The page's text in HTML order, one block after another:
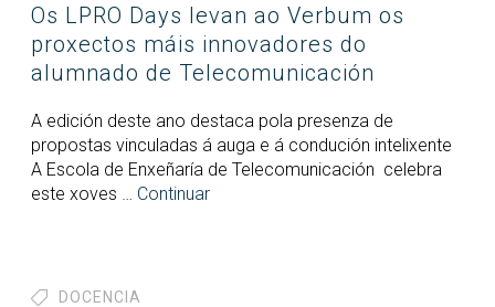
Os LPRO Days levan ao Verbum os
proxectos máis innovadores do
alumnado de Telecomunicación
A edición deste ano destaca pola presenza de
propostas vinculadas á auga e á condución intelixente
A Escola de Enxeñaría de Telecomunicación celebra
este xoves … Continuar
DOCENCIA